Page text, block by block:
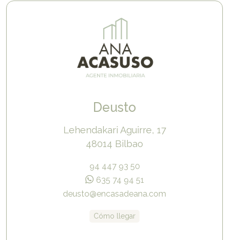
Deusto
Lehendakari Aguirre, 17
48014 Bilbao
94 447 93 50
635 74 94 51
deusto@encasadeana.com
Cómo llegar